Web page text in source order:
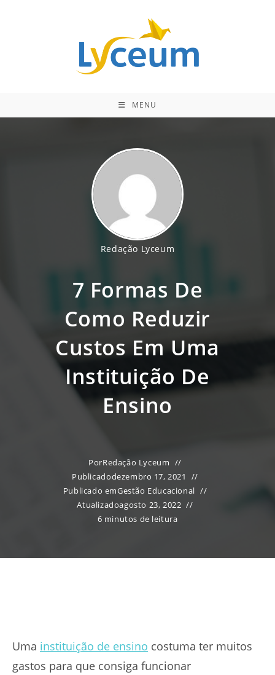
MENU
Redação Lyceum
7 Formas De
Como Reduzir
Custos Em Uma
Instituição De
Ensino
PorRedação Lyceum
Publicadodezembro 17, 2021
Publicado emGestão Educacional
Atualizadoagosto 23, 2022
6 minutos de leitura
Uma instituição de ensino costuma ter muitos
gastos para que consiga funcionar